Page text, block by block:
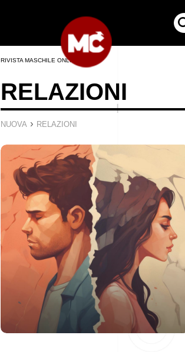
RIVISTA MASCHILE ONLINE
RELAZIONI
NUOVA › RELAZIONI